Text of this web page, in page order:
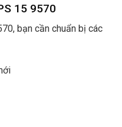
15 9570
bạn cần chuẩn bị các